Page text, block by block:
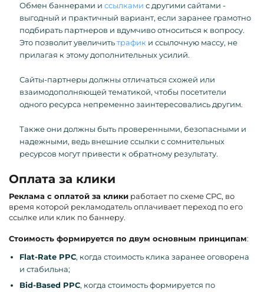
Обмен баннерами и ссылками с другими сайтами -
выгодный и практичный вариант, если заранее грамотно
подбирать партнеров и вдумчиво относиться к вопросу.
Это позволит увеличитьтрафик и ссылочную массу, не
прилагая к этому дополнительных усилий.
Сайты-партнеры должны отличаться схожей или
взаимодополняющей тематикой, чтобы посетители
одного ресурса непременно заинтересовались другим.
Также они должны быть проверенными, безопасными и
надежными, ведь внешние ссылки с сомнительных
ресурсов могут привести к обратному результату.
Оплата за клики
Реклама с оплатой за клики работает по схеме СРС, во
время которой рекламодатель оплачивает переход по его
ссылке или клик по баннеру.
Стоимость формируется по двум основным принципам:
Flat-Rate PPC, когда стоимость клика заранее оговорена
и стабильна;
Bid-Based PPC, когда стоимость формируется по